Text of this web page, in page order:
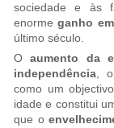
sociedade e às
enormeganho
último século.
Oaumento da
independência, o
como um
idade e constitui
que o